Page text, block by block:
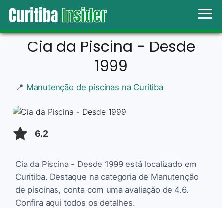
Cia da Piscina - Desde
1999
📍 Manutenção de piscinas na Curitiba
6.2
Cia da Piscina - Desde 1999 está localizado em
Curitiba. Destaque na categoria de Manutenção
de piscinas, conta com uma avaliação de 4.6.
Confira aqui todos os detalhes.